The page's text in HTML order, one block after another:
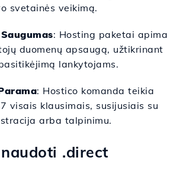
svetainės veikimą.
: Hosting paketai apima
duomenų apsaugą, užtikrinant
lankytojams.
: Hostico komanda teikia
visais klausimais, susijusiais su
arba talpinimu.
.direct